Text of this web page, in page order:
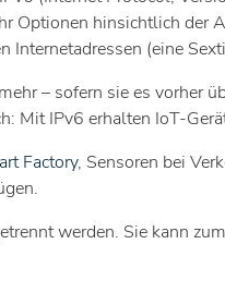
hinsichtlich
(eine
– sofern sie es
Mit IPv6 erhalten IoT-
Factory, Sensoren bei
werden. Sie kann